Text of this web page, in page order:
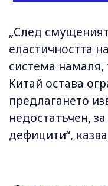
„След
еластичността
система намаля,
Китай остава
предлагането
недостатъчен,
дефицити“,